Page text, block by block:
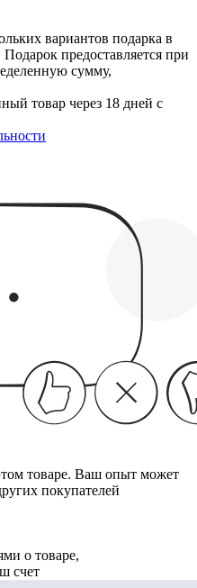
вариантов подарка в
предоставляется при
сумму,
товар через 18 дней с
товаре. Ваш опыт может
покупателей
о товаре,
счет